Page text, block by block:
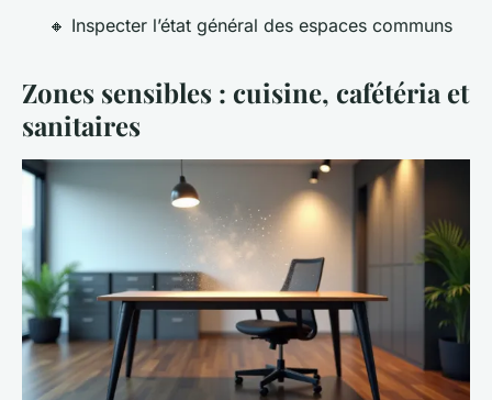
🔸 Inspecter l’état général des espaces communs
Zones sensibles : cuisine, cafétéria et
sanitaires